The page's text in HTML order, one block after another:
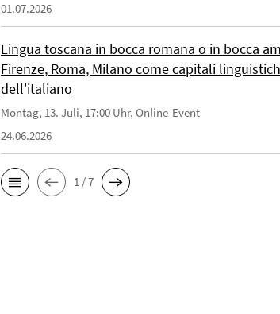
01.07.2026
Lingua toscana in bocca romana o in bocca
Firenze, Roma, Milano come capitali
dell'italiano
Montag, 13. Juli, 17:00 Uhr, Online-Event
24.06.2026
1 / 7